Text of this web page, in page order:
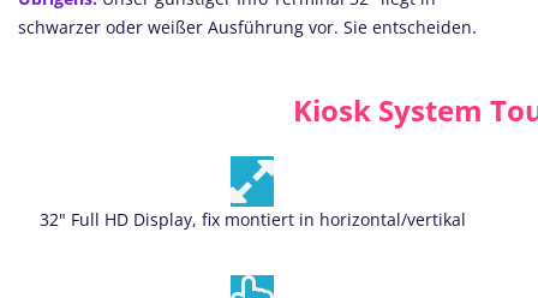
schwarzer oder weißer Ausführung vor. Sie entscheiden.
Kiosk System
32" Full HD Display, fix montiert in horizontal/vertikal